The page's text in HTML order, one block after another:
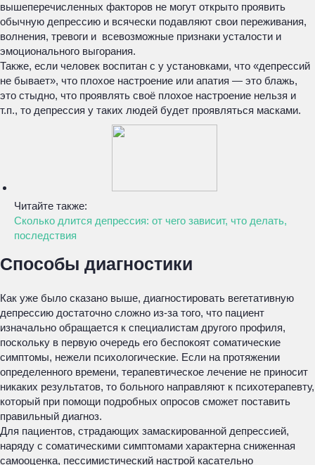
вышеперечисленных факторов не могут открыто проявить
обычную депрессию и всячески подавляют свои переживания,
волнения, тревоги и всевозможные признаки усталости и
эмоционального выгорания.
Также, если человек воспитан с у установками, что «депрессий
не бывает», что плохое настроение или апатия — это блажь,
это стыдно, что проявлять своё плохое настроение нельзя и
т.п., то депрессия у таких людей будет проявляться масками.
Читайте также:
Сколько длится депрессия: от чего зависит, что делать,
последствия
Способы диагностики
Как уже было сказано выше, диагностировать вегетативную
депрессию достаточно сложно из-за того, что пациент
изначально обращается к специалистам другого профиля,
поскольку в первую очередь его беспокоят соматические
симптомы, нежели психологические. Если на протяжении
определенного времени, терапевтическое лечение не приносит
никаких результатов, то больного направляют к психотерапевту,
который при помощи подробных опросов сможет поставить
правильный диагноз.
Для пациентов, страдающих замаскированной депрессией,
наряду с соматическими симптомами характерна сниженная
самооценка, пессимистический настрой касательно